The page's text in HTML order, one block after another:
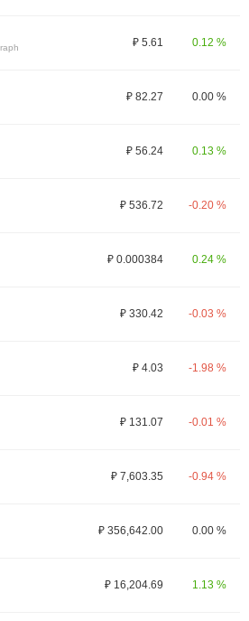
₽ 5.61 0.12 %
₽ 82.27 0.00 %
₽ 56.24 0.13 %
₽ 536.72 -0.20 %
₽ 0.000384 0.24 %
₽ 330.42 -0.03 %
₽ 4.03 -1.98 %
₽ 131.07 -0.01 %
₽ 7,603.35 -0.94 %
₽ 356,642.00 0.00 %
₽ 16,204.69 1.13 %